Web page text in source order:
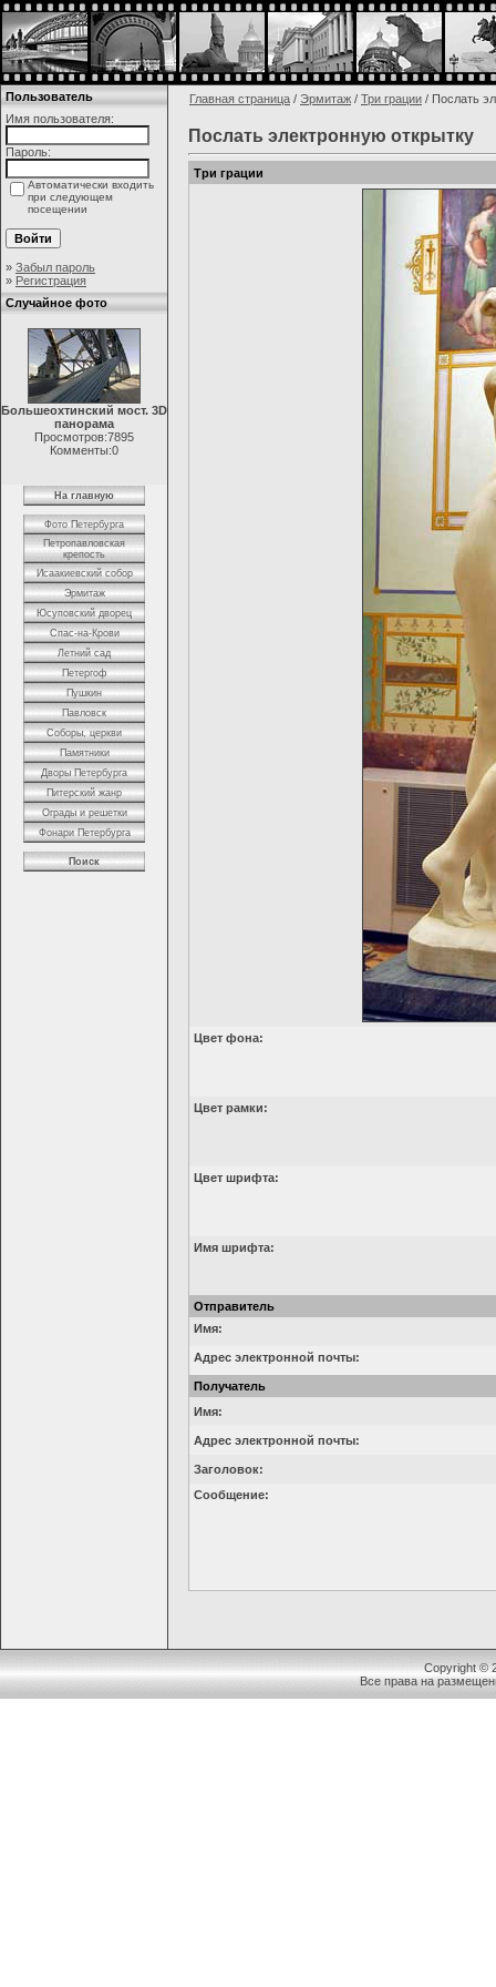
Пользователь
Имя пользователя:
Пароль:
Автоматически входить
при следующем
посещении
» Забыл пароль
» Регистрация
Случайное фото
Большеохтинский мост. 3D
панорама
Просмотров:7895
Комменты:0
На главную
Фото Петербурга
Петропавловская
крепость
Исаакиевский собор
Эрмитаж
Юсуповский дворец
Спас-на-Крови
Летний сад
Петергоф
Пушкин
Павловск
Соборы, церкви
Памятники
Дворы Петербурга
Питерский жанр
Ограды и решетки
Фонари Петербурга
Поиск
Главная страница / Эрмитаж / Три грации / Послать
Послать электронную открытку
Три грации
Цвет фона:
Цвет рамки:
Цвет шрифта:
Имя шрифта:
Отправитель
Имя:
Адрес электронной почты:
Получатель
Имя:
Адрес электронной почты:
Заголовок:
Сообщение:
Copyright ©
Все права на